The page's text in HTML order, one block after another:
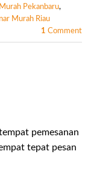
Pekanbaru,
Murah Riau
1 Comment
pemesanan
tepat pesan